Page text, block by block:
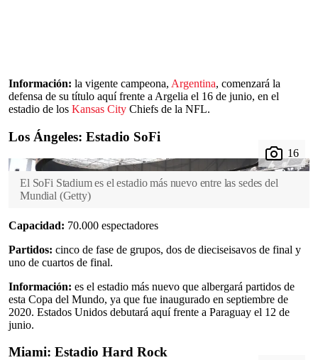
Información: la vigente campeona, Argentina, comenzará la
defensa de su título aquí frente a Argelia el 16 de junio, en el
estadio de los Kansas City Chiefs de la NFL.
Los Ángeles: Estadio SoFi
El SoFi Stadium es el estadio más nuevo entre las sedes del
Mundial (Getty)
Capacidad: 70.000 espectadores
Partidos: cinco de fase de grupos, dos de dieciseisavos de final y
uno de cuartos de final.
Información: es el estadio más nuevo que albergará partidos de
esta Copa del Mundo, ya que fue inaugurado en septiembre de
2020. Estados Unidos debutará aquí frente a Paraguay el 12 de
junio.
Miami: Estadio Hard Rock